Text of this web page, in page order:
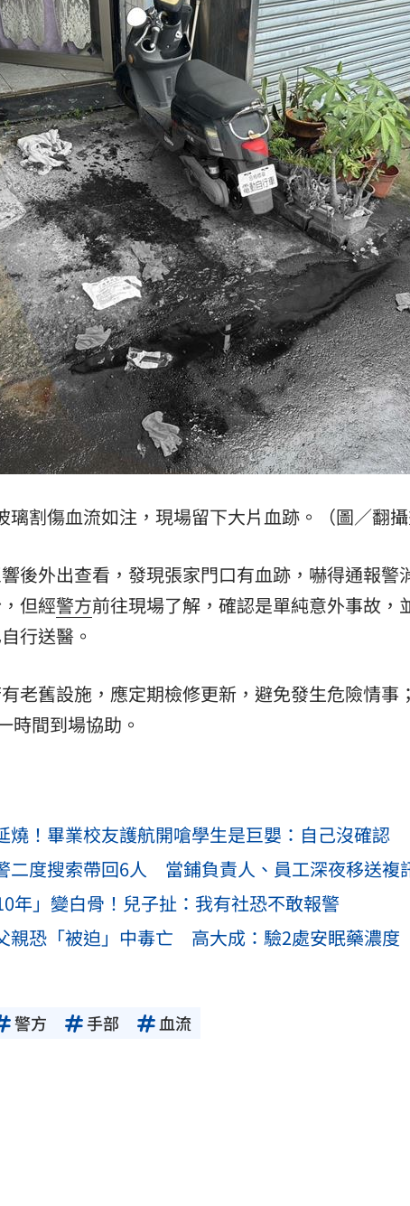
割傷血流如注，現場留下大片血跡。（圖／翻攝
後外出查看，發現張家門口有血跡，嚇得通報警
但經警方前往現場了解，確認是單純意外事故，
行送醫。
老舊設施，應定期檢修更新，避免發生危險情事
時間到場協助。
燒！畢業校友護航開嗆學生是巨嬰：自己沒確認
二度搜索帶回6人 當鋪負責人、員工深夜移送複
年」變白骨！兒子扯：我有社恐不敢報警
親恐「被迫」中毒亡 高大成：驗2處安眠藥濃度
警方 手部 血流